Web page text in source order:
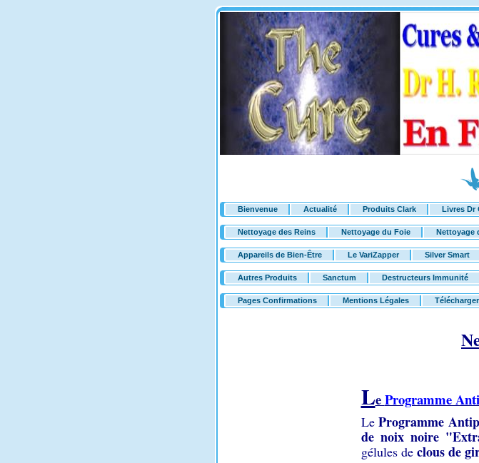
Bienvenue Actualité Produits Clark Livres Dr
Nettoyage des Reins Nettoyage du Foie Nettoyage
Appareils de Bien-Être Le VariZapper Silver Smart
Autres Produits Sanctum Destructeurs Immunité
Pages Confirmations Mentions Légales
LeProgramme
LeProgramme
de noix noire
gélules de clous de